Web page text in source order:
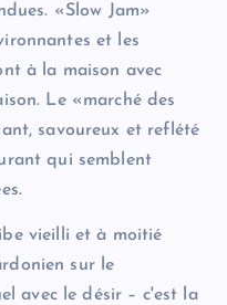
«Slow Jam»
et les
à la maison avec
Le «marché des
savoureux et reflété
qui semblent
vieilli et à moitié
sur le
avec le désir – c'est la